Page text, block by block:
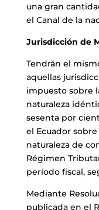
una gran
el Canal de la
Jurisdicción de
Tendrán el
aquellas
impuesto sobre
naturaleza
sesenta por
el Ecuador
naturaleza de
Régimen
período fiscal,
Mediante
publicada en el